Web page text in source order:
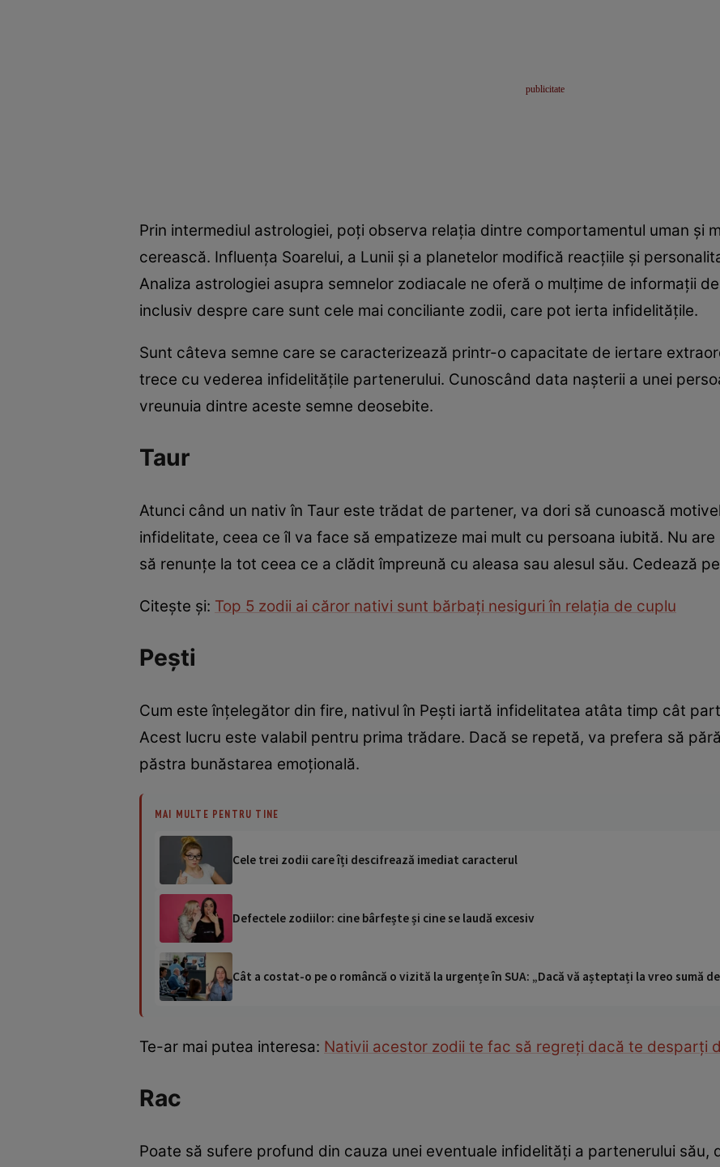
Prin intermediul astrologiei, poți observa relația dintre comportamentul uman și
cerească. Influența Soarelui, a Lunii și a planetelor modifică reacțiile și
Analiza astrologiei asupra semnelor zodiacale ne oferă o mulțime de informații
inclusiv despre care sunt cele mai conciliante zodii, care pot ierta infidelitățile.
Sunt câteva semne care se caracterizează printr-o capacitate de iertare
trece cu vederea infidelităţile partenerului. Cunoscând data nașterii a unei
vreunuia dintre aceste semne deosebite.
Taur
Atunci când un nativ în Taur este trădat de partener, va dori să cunoască
infidelitate, ceea ce îl va face să empatizeze mai mult cu persoana iubită. Nu
să renunţe la tot ceea ce a clădit împreună cu aleasa sau alesul său. Cedează
Citeşte şi: Top 5 zodii ai căror nativi sunt bărbaţi nesiguri în relaţia de cuplu
Pești
Cum este înțelegător din fire, nativul în Peşti iartă infidelitatea atâta timp cât
Acest lucru este valabil pentru prima trădare. Dacă se repetă, va prefera să
păstra bunăstarea emoțională.
MAI MULTE PENTRU TINE
Cele trei zodii care îți descifrează imediat caracterul
Defectele zodiilor: cine bârfește și cine se laudă excesiv
Cât a costat-o pe o româncă o vizită la urgențe în SUA: „Dacă vă așteptați la vreo sumă
Te-ar mai putea interesa: Nativii acestor zodii te fac să regreţi dacă te desparţi
Rac
Poate să sufere profund din cauza unei eventuale infidelități a partenerului său,